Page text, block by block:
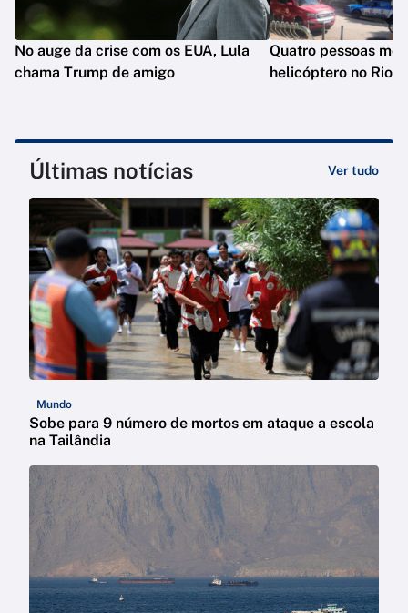
No auge da crise com os EUA, Lula
chama Trump de amigo
Quatro pessoas
helicóptero no Rio
Últimas notícias Ver tudo
Mundo
Sobe para 9 número de mortos em ataque a escola
na Tailândia